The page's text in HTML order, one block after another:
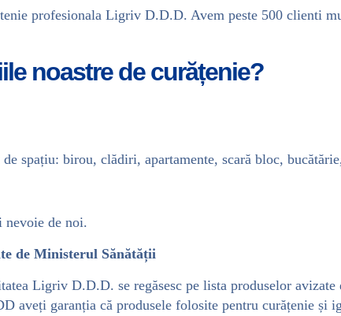
profesionala Ligriv D.D.D. Avem peste 500 clienti
noastre de curățenie?
spațiu: birou, clădiri, apartamente, scară bloc,
nevoie de noi.
de Ministerul Sănătății
Ligriv D.D.D. se regăsesc pe lista produselor
aveți garanția că produsele folosite pentru curățenie și